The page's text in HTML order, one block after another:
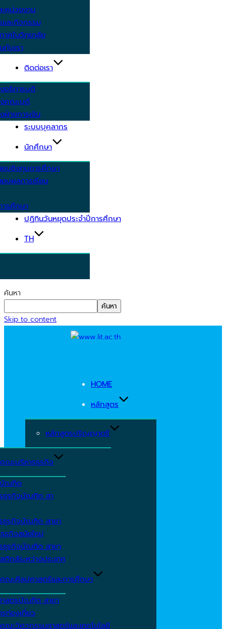
หน่วยงาน
และกิจกรรม
าศในวิทยาลัย
กับเรา
ติดต่อเรา
อธิการบดี
คณะบดี
ฝ่ายการเงิน
ระบบบุคลากร
นักศึกษา
บชิงทุนการศึกษา
บผลการเรียน
รศึกษา
ปฏิทินวันหยุดประจำปีการศึกษา
TH
ค้นหา
ค้นหา
Skip to content
HOME
หลักสูตร
หลักสูตรปริญญาตรี
คณะบริหารธุรกิจ
ณฑิต
ธุรกิจบัณฑิต สา
ธุรกิจบัณฑิต สาขา
รกิจสมัยใหม่
ธุรกิจบัณฑิต สาขา
ติกส์ระหว่างประเทศ
คณะศิลปศาสตร์และการศึกษา
สตรบัณฑิต สาขา
ท่องเที่ยว
คณะวิศวกรรมศาสตร์และเทคโนโลยี